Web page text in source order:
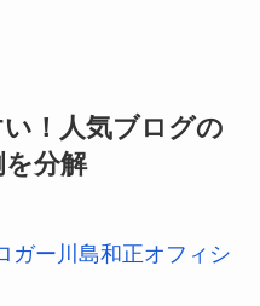
！人気ブログの
分解
ガー川島和正オフィシ